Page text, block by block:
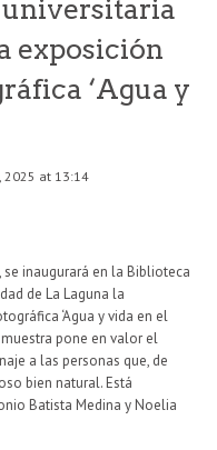
universitaria
exposición
‘Agua y
2025 at 13:14
inaugurará en la Biblioteca
de La Laguna la
‘Agua y vida en el
muestra pone en valor el
a las personas que, de
bien natural. Está
Batista Medina y Noelia